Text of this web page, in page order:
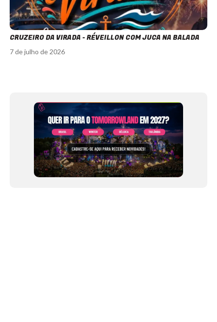
CRUZEIRO DA VIRADA - RÉVEILLON COM JUCA NA BALADA
7 de julho de 2026